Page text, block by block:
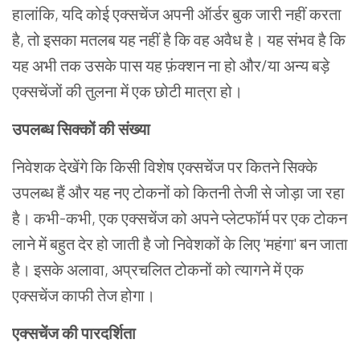
हालांकि,यदिकोईएक्सचेंजअपनीऑर्डरबुकजारीनहींकरता
है,तोइसकामतलबयहनहींहैकिवहअवैधहै। यहसंभवहैकि
यहअभीतकउसके पास यहफ़ंक्शननाहोऔर/याअन्यबड़े
एक्सचेंजोंकीतुलनामेंएकछोटीमात्राहो।
उपलब्धसिक्कोंकीसंख्या
निवेशकदेखेंगेकिकिसीविशेषएक्सचेंजपरकितनेसिक्के
उपलब्धहैंऔरयहनएटोकनोंकोकितनीतेजीसेजोड़ा जारहा
है। कभी-कभी,एकएक्सचेंजकोअपनेप्लेटफॉर्मपरएकटोकन
लानेमेंबहुतदेरहोजातीहैजोनिवेशकोंकेलिए'महंगा'बन जाता
है। इसकेअलावा, अप्रचलितटोकनोंकोत्यागनेमेंएक
एक्सचेंजकाफीतेजहोगा।
एक्सचेंजकीपारदर्शिता